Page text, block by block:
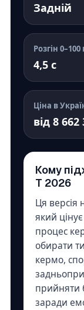
Задній
Розгін
4,5 с
Ціна в
від 8 662
Кому
T 2026
Ця версія
який
процес
обирати
кермо,
прийняти
заради